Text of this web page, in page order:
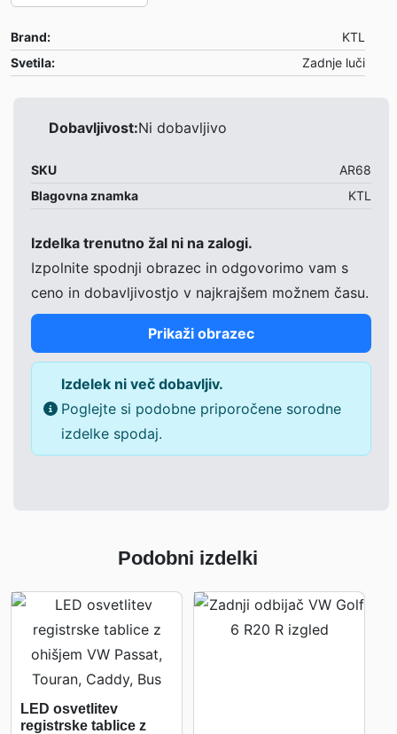
– 1 leto
Primerne za:
VW New Beetle Hatchback/Cabrio 10/98-05
Brand:
KTL
Svetila:
Zadnje luči
Dobavljivost:Ni dobavljivo
SKU
AR68
Blagovna znamka
KTL
Izdelka trenutno žal ni na zalogi.
Izpolnite spodnji obrazec in odgovorimo vam s
ceno in dobavljivostjo v najkrajšem možnem času.
Prikaži obrazec
Izdelek ni več dobavljiv.
Poglejte si podobne priporočene sorodne
izdelke spodaj.
Podobni izdelki
LED osvetlitev
registrske tablice z